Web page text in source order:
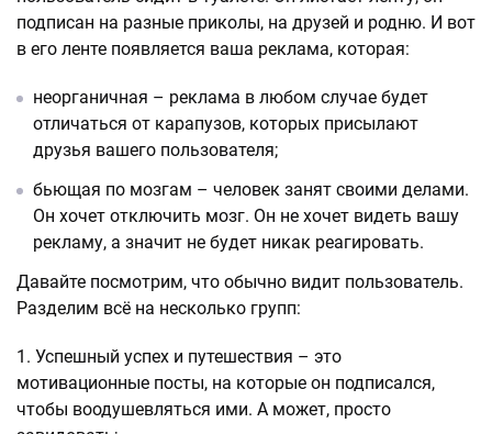
подписан на разные приколы, на друзей и родню. И вот
в его ленте появляется ваша реклама, которая:
неорганичная – реклама в любом случае будет
отличаться от карапузов, которых присылают
друзья вашего пользователя;
бьющая по мозгам – человек занят своими делами.
Он хочет отключить мозг. Он не хочет видеть вашу
рекламу, а значит не будет никак реагировать.
Давайте посмотрим, что обычно видит пользователь.
Разделим всё на несколько групп:
Успешный успех и путешествия – это
мотивационные посты, на которые он подписался,
чтобы воодушевляться ими. А может, просто